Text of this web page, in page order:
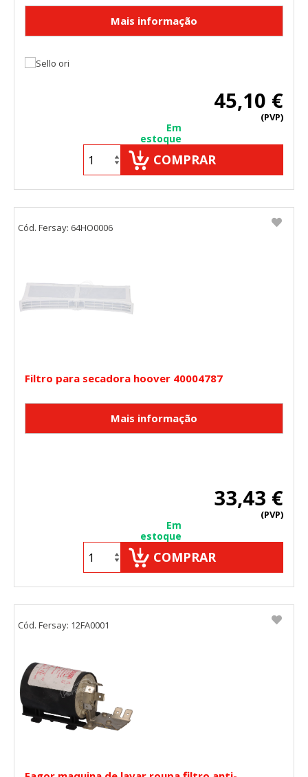
45,10 €
(PVP)
Em
estoque
COMPRAR
Filtro para secadora hoover 40004787
33,43 €
(PVP)
Em
estoque
COMPRAR
Cód. Fersay: 64HO0006
Cód. Fersay: 12FA0001